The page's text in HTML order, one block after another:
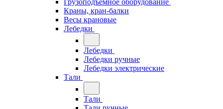
Краны, кран-балки
Весы крановые
Лебедки
Лебедки
Лебедки ручные
Лебедки электрические
Тали
Тали